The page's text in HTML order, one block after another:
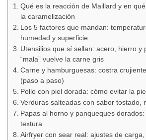
Qué es la reacción de Maillard y en
la caramelización
Los 5 factores que mandan:
humedad y superficie
Utensilios que sí sellan: acero, hierro y
“mala” vuelve la carne gris
Carne y hamburguesas: costra
(paso a paso)
Pollo con piel dorada: cómo evitar la
Verduras salteadas con sabor tostado,
Papas al horno y panqueques
textura
Airfryer con sear real: ajustes de carga,